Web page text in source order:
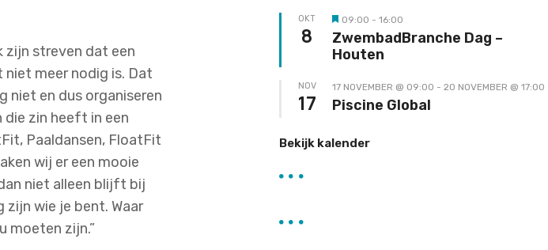
zijn streven dat een
meer nodig is. Dat
niet en dus organiseren
die zin heeft in een
Paaldansen, FloatFit
wij er een mooie
niet alleen blijft bij
wie je bent. Waar
moeten zijn.”
OKT
8 Uitgelicht
09:00 - 16:00
ZwembadBranche Dag –
Houten
NOV
17
17 NOVEMBER @ 09:00 - 20 NOVEMBER @ 17:00
Piscine Global
Bekijk kalender